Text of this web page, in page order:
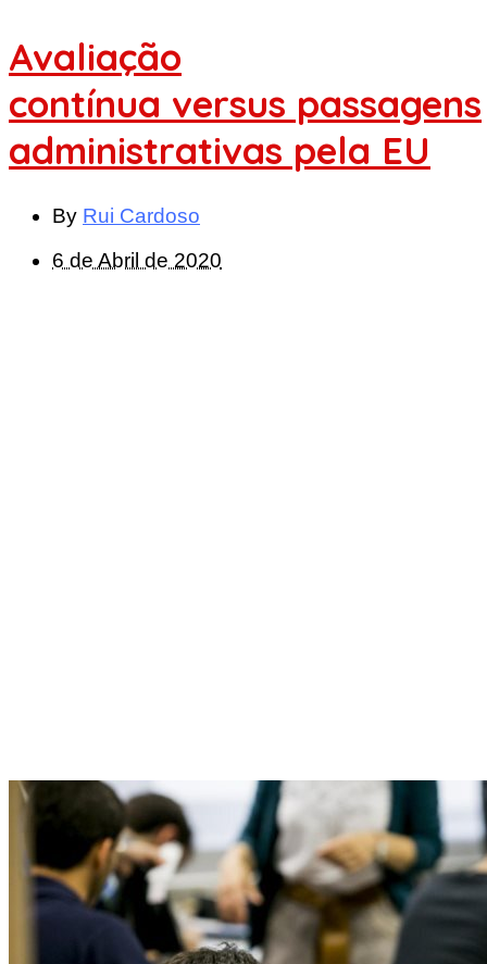
Avaliação
contínua versus passagens
administrativas pela EU
By Rui Cardoso
6 de Abril de 2020